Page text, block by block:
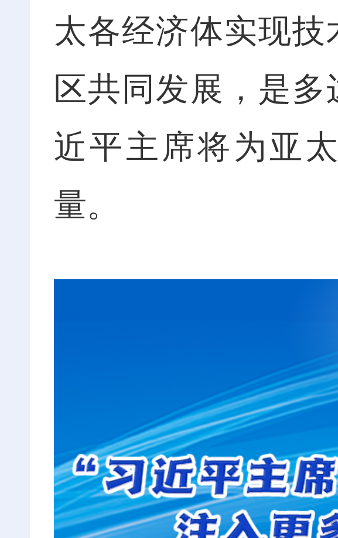
太各经济体实现
区共同发展，是
近平主席将为亚
量。